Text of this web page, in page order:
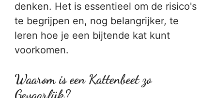
denken. Het is essentieel om de risico's
te begrijpen en, nog belangrijker, te
leren hoe je een bijtende kat kunt
voorkomen.
Waarom is een Kattenbeet zo